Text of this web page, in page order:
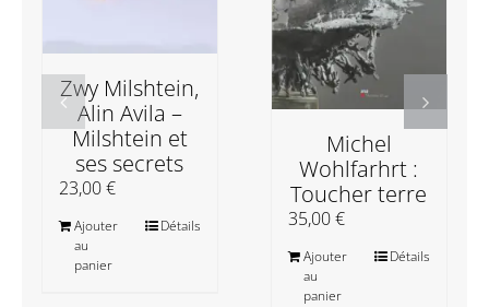
Zwy Milshtein,
Alin Avila –
Milshtein et
ses secrets
23,00€
Ajouter
au
panier
Détails
Michel
Wohlfarhrt :
Toucher terre
35,00€
Ajouter
au
panier
Détails